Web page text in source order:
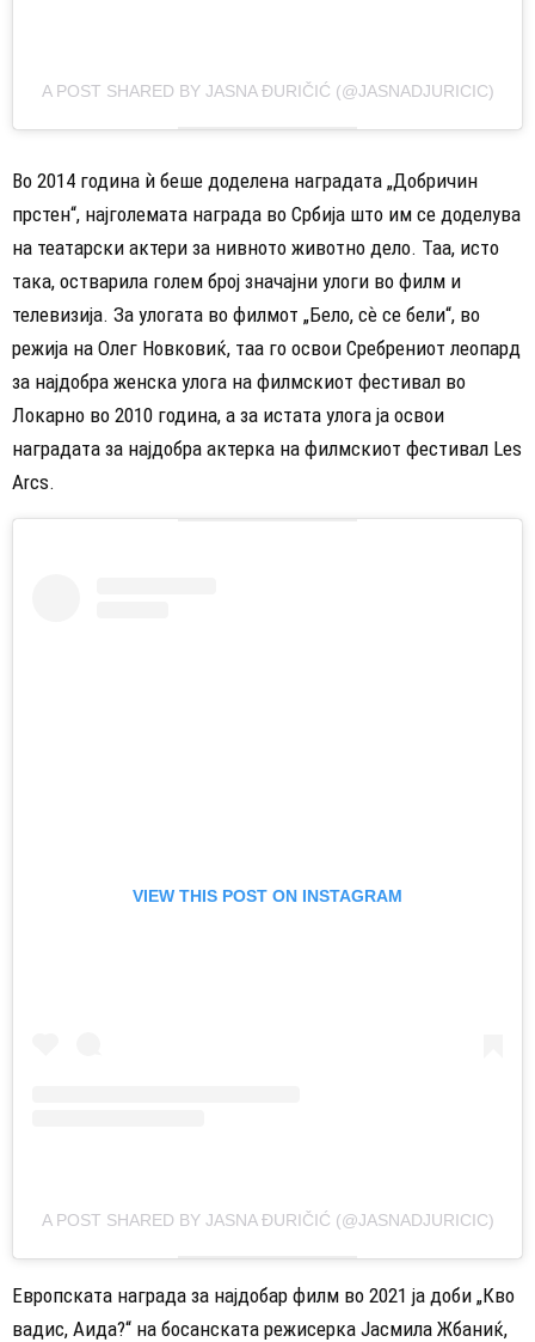
A POST SHARED BY JASNA ĐURIČIĆ (@JASNADJURICIC)
Во 2014 година ѝ беше доделена наградата „Добричин
прстен“, најголемата награда во Србија што им се доделува
на театарски актери за нивното животно дело. Таа, исто
така, остварила голем број значајни улоги во филм и
телевизија. За улогата во филмот „Бело, сѐ се бели“, во
режија на Олег Новковиќ, таа го освои Сребрениот леопард
за најдобра женска улога на филмскиот фестивал во
Локарно во 2010 година, а за истата улога ја освои
наградата за најдобра актерка на филмскиот фестивал Les
Arcs.
VIEW THIS POST ON INSTAGRAM
A POST SHARED BY JASNA ĐURIČIĆ (@JASNADJURICIC)
Европската награда за најдобар филм во 2021 ја доби „Кво
вадис, Аида?“ на босанската режисерка Јасмила Жбаниќ,